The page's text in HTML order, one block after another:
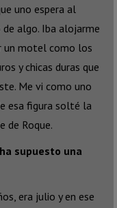
uno espera al
algo. Iba alojarme
un motel como los
y chicas duras que
Me vi como uno
esa figura solté la
de Roque.
supuesto una
era julio y en ese